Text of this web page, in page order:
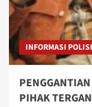
INFORMASI POLISI
PIHAK